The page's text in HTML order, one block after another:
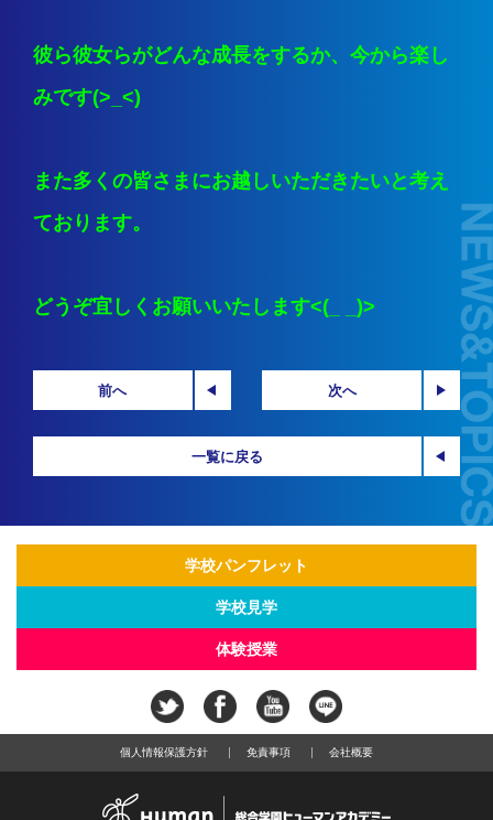
彼ら彼女らがどんな成長をするか、今から楽し
みです(>_<)
また多くの皆さまにお越しいただきたいと考え
ております。
どうぞ宜しくお願いいたします<(_ _)>
前へ
一覧に戻る
次へ
学校パンフレット
学校見学
体験授業
個人情報保護方針 免責事項 会社概要